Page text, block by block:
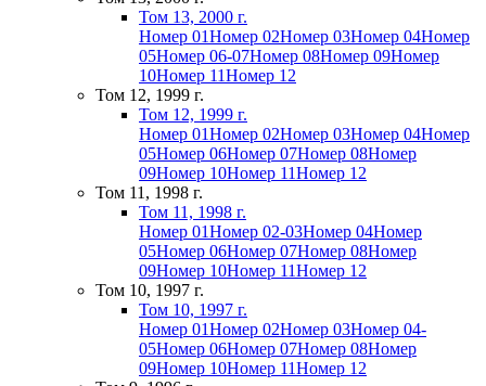
Том 13, 2000 г.
Номер 01Номер 02Номер 03Номер 04Номер
05Номер 06-07Номер 08Номер 09Номер
10Номер 11Номер 12
Том 12, 1999 г.
Том 12, 1999 г.
Номер 01Номер 02Номер 03Номер 04Номер
05Номер 06Номер 07Номер 08Номер
09Номер 10Номер 11Номер 12
Том 11, 1998 г.
Том 11, 1998 г.
Номер 01Номер 02-03Номер 04Номер
05Номер 06Номер 07Номер 08Номер
09Номер 10Номер 11Номер 12
Том 10, 1997 г.
Том 10, 1997 г.
Номер 01Номер 02Номер 03Номер 04-
05Номер 06Номер 07Номер 08Номер
09Номер 10Номер 11Номер 12